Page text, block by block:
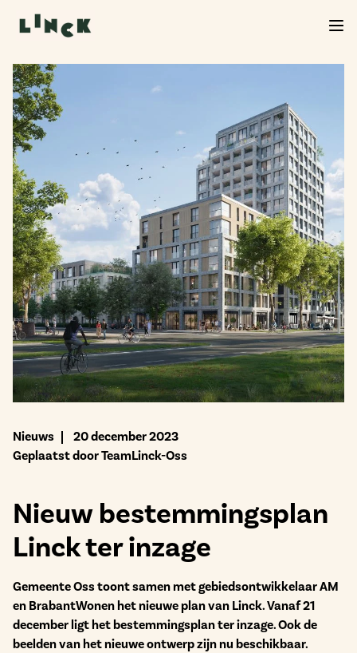
Nieuws
20 december 2023
Geplaatst door TeamLinck-Oss
Nieuw bestemmingsplan
Linck ter inzage
Gemeente Oss toont samen met gebiedsontwikkelaar AM
en BrabantWonen het nieuwe plan van Linck. Vanaf 21
december ligt het bestemmingsplan ter inzage. Ook de
beelden van het nieuwe ontwerp zijn nu beschikbaar.
Verkoop Linck van start!
De verkoop van Linck is officieel begonnen. Neem
een kijkje in het woningaanbod, kies jouw favoriet
en start je inschrijving. We helpen je graag verder
bij de volgende stap.
Bekijk het aanbod